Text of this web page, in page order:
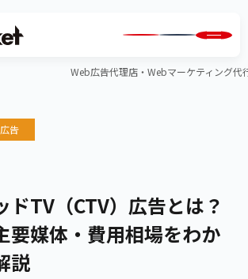
Web広告代理店・Webマーケティング代
告
ドTV（CTV）広告とは？
要媒体・費用相場をわか
説